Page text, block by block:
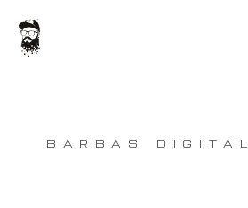
BARBAS DIGITAL